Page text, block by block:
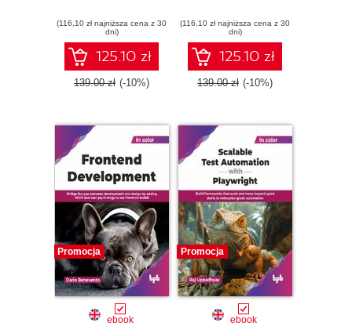
(116,10 zł najniższa cena z 30
dni)
125.10 zł
139.00 zł (-10%)
(116,10 zł najniższa cena z 30
dni)
125.10 zł
139.00 zł (-10%)
Promocja
ebook
Promocja
ebook